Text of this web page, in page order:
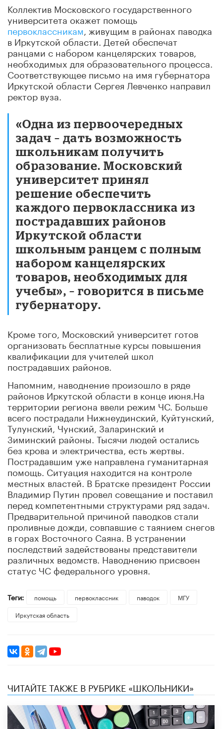
Коллектив Московского государственного
университета окажет помощь
первоклассникам , живущим в районах паводка
в Иркутской области. Детей обеспечат
ранцами с набором канцелярских товаров,
необходимых для образовательного процесса.
Соответствующее письмо на имя губернатора
Иркутской области Сергея Левченко направил
ректор вуза.
«Одна из первоочередных
задач – дать возможность
школьникам получить
образование. Московский
университет принял
решение обеспечить
каждого первоклассника из
пострадавших районов
Иркутской области
школьным ранцем с полным
набором канцелярских
товаров, необходимых для
учебы», – говорится в письме
губернатору.
Кроме того, Московский университет готов
организовать бесплатные курсы повышения
квалификации для учителей школ
пострадавших районов.
Напомним, наводнение произошло в ряде
районов Иркутской области в конце июня.На
территории региона ввели режим ЧС. Больше
всего пострадали Нижнеудинский, Куйтунский,
Тулунский, Чунский, Заларинский и
Зиминский районы. Тысячи людей остались
без крова и электричества, есть жертвы.
Пострадавшим уже направлена гуманитарная
помощь. Ситуация находится на контроле
местных властей. В Братске президент России
Владимир Путин провел совещание и поставил
перед компетентными структурами ряд задач.
Предварительной причиной паводков стали
проливные дожди, совпавшие с таянием снегов
в горах Восточного Саяна. В устранении
последствий задействованы представители
различных ведомств. Наводнению присвоен
статус ЧС федерального уровня.
Теги: помощь первоклассник паводок
МГУ
Иркутская область
ЧИТАЙТЕ ТАКЖЕ В РУБРИКЕ «ШКОЛЬНИКИ»